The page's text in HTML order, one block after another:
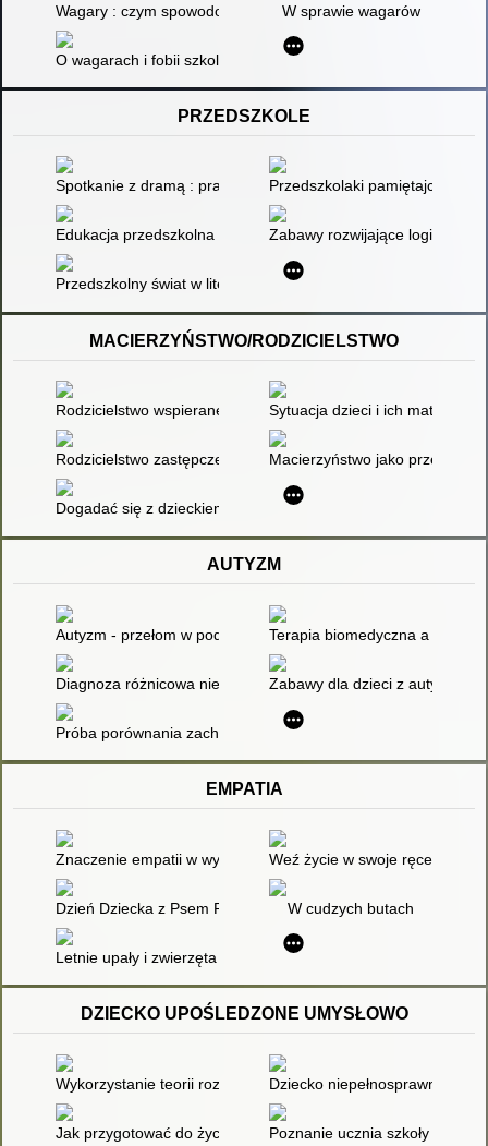
Wagary : czym spowodowana jest słaba frekwencja uczniów?
W sprawie wagarów
O wagarach i fobii szkolnej w literaturze
PRZEDSZKOLE
Spotkanie z dramą : praktyczne zastosowania metody w
Przedszkolaki pamiętajcie,
Edukacja przedszkolna w teorii i praktyceZabawy rozwijające logiczne
Przedszkolny świat w literaturze dla dzieci
MACIERZYŃSTWO/RODZICIELSTWO
Rodzicielstwo wspierane w sieciSytuacja dzieci i ich matek
Rodzicielstwo zastępcze w świadomości społecznej
Macierzyństwo jako przełom i
Dogadać się z dzieckiem : coaching, empatia, rodzicielstwo
AUTYZM
Autyzm - przełom w podejściu : program Son-Rise, który
Terapia biomedyczna a
Diagnoza różnicowa niedokształcenia mowy pochodzenia
Zabawy dla dzieci z autyzmem
Próba porównania zachowań językowych i komunikacyjnych
EMPATIA
Znaczenie empatii w wyjaśnianiu zjawiska cyberbullingu wśród
Weź życie w swoje ręce! :
Dzień Dziecka z Psem Plamkiem w agroturystyce :
W cudzych butach
Letnie upały i zwierzęta domowe : scenariusz zajęć
DZIECKO UPOŚLEDZONE UMYSŁOWO
Wykorzystanie teorii rozwoju inteligencji sensoryczno-
Dziecko niepełnosprawne w
Jak przygotować do życia dziecko umysłowo upośledzone
Poznanie ucznia szkoły